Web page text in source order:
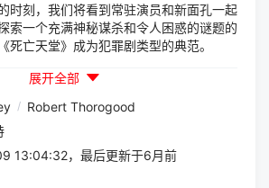
时刻，我们将看到常驻演员和新面孔一起
索一个充满神秘谋杀和令人困惑的谜题的
死亡天堂》成为犯罪剧类型的典范。
展开全部
/ Robert Thorogood
13:04:32，最后更新于6月前